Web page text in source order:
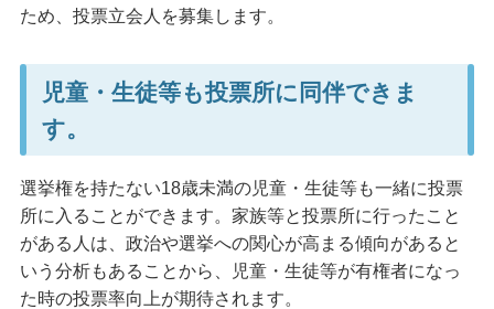
ため、投票立会人を募集します。
児童・生徒等も投票所に同伴できま
す。
選挙権を持たない18歳未満の児童・生徒等も一緒に投票
所に入ることができます。家族等と投票所に行ったこと
がある人は、政治や選挙への関心が高まる傾向があると
いう分析もあることから、児童・生徒等が有権者になっ
た時の投票率向上が期待されます。